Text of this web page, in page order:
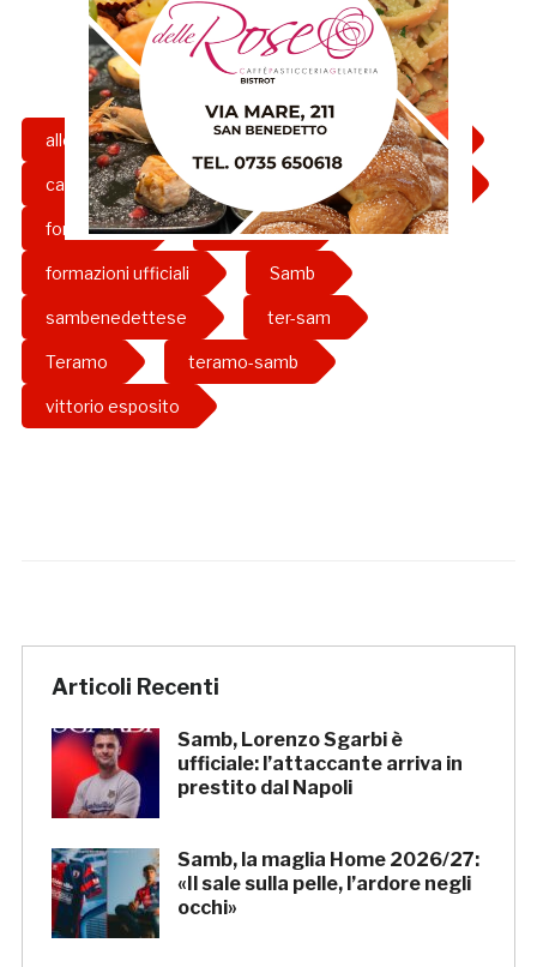
allenatore armin bacinovic asta
capuano esposito ezio capuano
formazione formazioni
formazioni ufficiali Samb
sambenedettese ter-sam
Teramo teramo-samb
vittorio esposito
Articoli Recenti
Samb, Lorenzo Sgarbi è
ufficiale: l’attaccante arriva in
prestito dal Napoli
Samb, la maglia Home 2026/27:
«Il sale sulla pelle, l’ardore negli
occhi»